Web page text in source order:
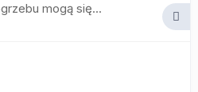
mogą się...